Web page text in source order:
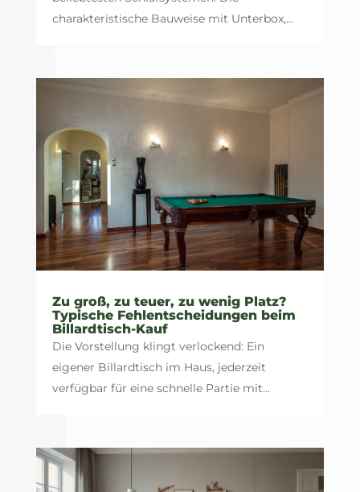
charakteristische Bauweise mit Unterbox,...
Zu groß, zu teuer, zu wenig Platz?
Typische Fehlentscheidungen beim
Billardtisch-Kauf
Die Vorstellung klingt verlockend: Ein
eigener Billardtisch im Haus, jederzeit
verfügbar für eine schnelle Partie mit...